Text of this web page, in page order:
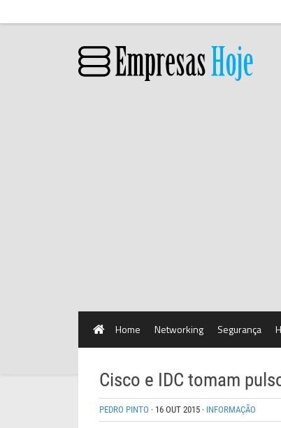
Home Networking Segurança
Cisco e IDC tomam
PEDRO PINTO · 16 OUT 2015 · INFORMAÇÃO